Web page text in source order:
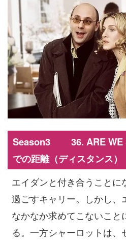
Season3 36. ARE WE
での距離（ディスタンス）
エイダンと付き合うことに
過ごすキャリー。しかし、
なかなか求めてこないこと
る。一方シャーロットは